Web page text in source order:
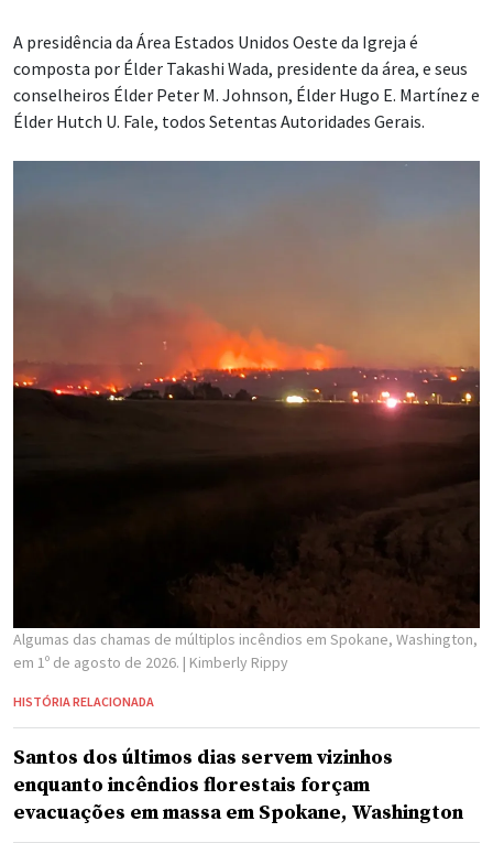
A presidência da Área Estados Unidos Oeste da Igreja é
composta por Élder Takashi Wada, presidente da área, e seus
conselheiros Élder Peter M. Johnson, Élder Hugo E. Martínez e
Élder Hutch U. Fale, todos Setentas Autoridades Gerais.
Algumas das chamas de múltiplos incêndios em Spokane, Washington,
em 1º de agosto de 2026. | Kimberly Rippy
HISTÓRIA RELACIONADA
Santos dos últimos dias servem vizinhos
enquanto incêndios florestais forçam
evacuações em massa em Spokane, Washington